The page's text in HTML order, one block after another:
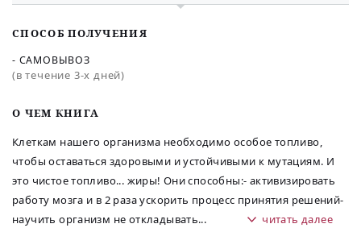
O ЧЕМ КНИГА
Клеткам нашего организма необходимо особое топливо,
чтобы оставаться здоровыми и устойчивыми к мутациям. И
это чистое топливо... жиры! Они способны:- активизировать
работу мозга и в 2 раза ускорить процесс принятия решений-
научить организм не откладывать... читать далее
СПОСОБ ПОЛУЧЕНИЯ
- САМОВЫВОЗ
(в течение 3-х дней)